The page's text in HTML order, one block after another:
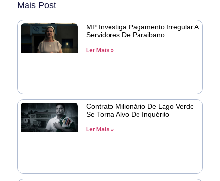
Mais Post
MP Investiga Pagamento Irregular A
Servidores De Paraibano
Ler Mais »
Contrato Milionário De Lago Verde
Se Torna Alvo De Inquérito
Ler Mais »